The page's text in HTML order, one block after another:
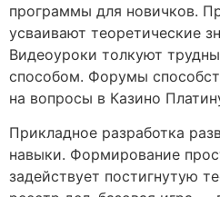
программы для новичков.
усваивают теоретические
Видеоуроки толкуют
способом. Форумы
на вопросы в Казино
Прикладное разработка
навыки. Формирование
задействует постигнутую